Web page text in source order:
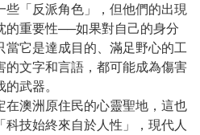
「反派角色」，但他們的出現
的重要性──如果對自己的身分
當它是達成目的、滿足野心的工
的文字和言語，都可能成為傷害
武器。
澳洲原住民的心靈聖地，這也
技始終來自於人性」，現代人